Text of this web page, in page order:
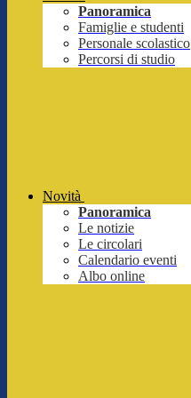
Panoramica
Famiglie e studenti
Personale scolastico
Percorsi di studio
Novità
Panoramica
Le notizie
Le circolari
Calendario eventi
Albo online